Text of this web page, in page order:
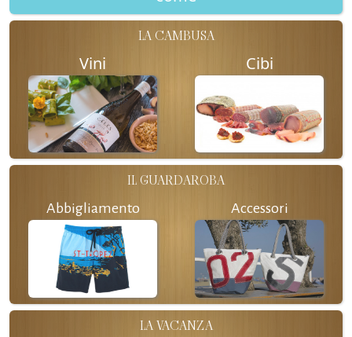
LA CAMBUSA
Vini Cibi
IL GUARDAROBA
Abbigliamento Accessori
LA VACANZA